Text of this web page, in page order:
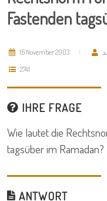
Fastenden
16 November 2003
2741
IHRE FRAGE
Wie lautet die
tagsüber im Ramadan?
ANTWORT